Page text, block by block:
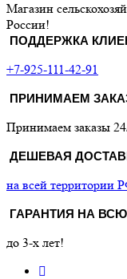
Магазин
России!
ПОДДЕРЖКА
+7-925-111-42-91
ПРИНИМАЕМ
Принимаем заказы
ДЕШЕВАЯ
на всей территории
ГАРАНТИЯ НА
до 3-х лет!